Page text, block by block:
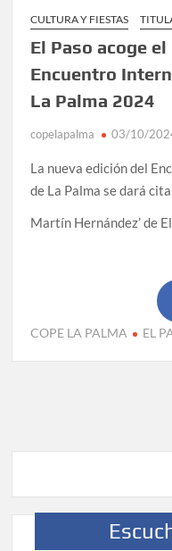
CULTURA Y FIESTAS
El Paso acoge
Encuentro
La Palma 2024
copelapalma 03/10/
La nueva edición del
de La Palma se dará
Martín Hernández’ de
COPE LA PALMA EL